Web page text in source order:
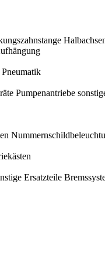
Pumpenantriebe
Ersatzteile